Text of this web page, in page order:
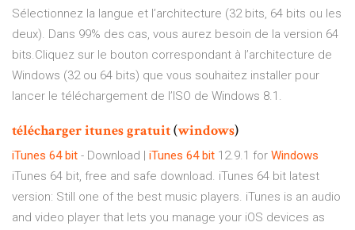
Sélectionnez la langue et l’architecture (32 bits, 64 bits ou les
deux). Dans 99% des cas, vous aurez besoin de la version 64
bits.Cliquez sur le bouton correspondant à l’architecture de
Windows (32 ou 64 bits) que vous souhaitez installer pour
lancer le téléchargement de l’ISO de Windows 8.1.
téléchargeritunesgratuit(windows)
iTunes 64 bit - Download | iTunes 64 bit 12.9.1 for Windows
iTunes 64 bit, free and safe download. iTunes 64 bit latest
version: Still one of the best music players. iTunes is an audio
and video player that lets you manage your iOS devices as